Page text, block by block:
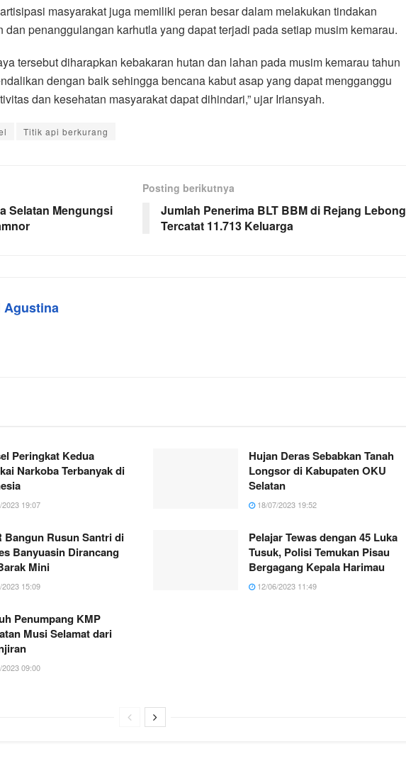
masyarakat juga memiliki peran besar dalam melakukan tindakan
dan penanggulangan karhutla yang dapat terjadi pada setiap musim kemarau.
tersebut diharapkan kebakaran hutan dan lahan pada musim kemarau tahun
dengan baik sehingga bencana kabut asap yang dapat mengganggu
dan kesehatan masyarakat dapat dihindari,” ujar Iriansyah.
Titik api berkurang
Selatan Mengungsi
Posting berikutnya
Jumlah Penerima BLT BBM di Rejang Lebong
Tercatat 11.713 Keluarga
Agustina
Peringkat Kedua
Narkoba Terbanyak di
19:07
Hujan Deras Sebabkan Tanah
Longsor di Kabupaten OKU
Selatan
18/07/2023 19:52
Bangun Rusun Santri di
Banyuasin Dirancang
Mini
15:09
Pelajar Tewas dengan 45 Luka
Tusuk, Polisi Temukan Pisau
Bergagang Kepala Harimau
12/06/2023 11:49
Penumpang KMP
Musi Selamat dari
09:00